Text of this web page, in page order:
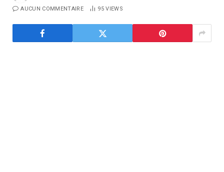
AUCUN COMMENTAIRE 95VIEWS